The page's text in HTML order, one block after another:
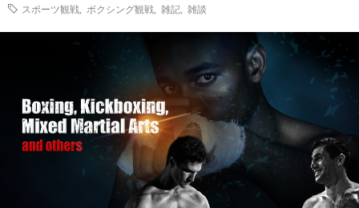
ナ
プ
グ
戦
ン
ド
ラ
ラ
ー
ー
ム
スポーツ観戦
ボクシング観戦 雑記 雑談